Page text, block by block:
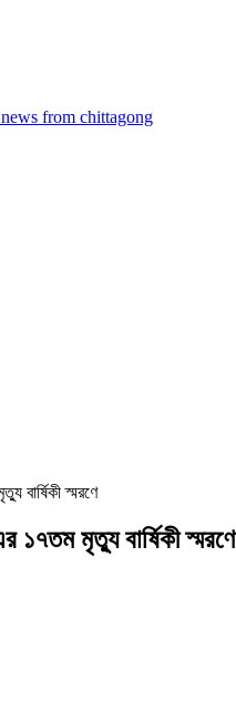
from chittagong
বার্ষিকী স্মরণে
১৭তম মৃত্যু বার্ষিকী স্মরণে